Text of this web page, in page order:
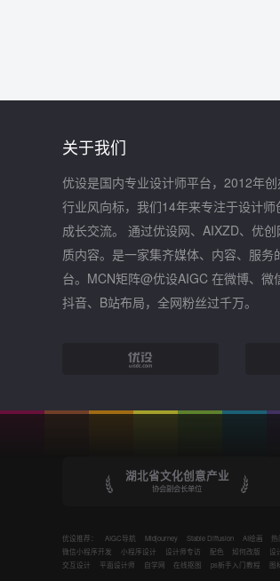
关于我们
优设是国内专业设计师平台，2012年
行业风向标，我们14年来专注于设计师
成长交流。 通过优设网、AIXZD、优
质内容。是一家集齐媒体、内容、服务
台。MCN矩阵@优设AIGC 在微博、微
抖音、B站布局，全网粉丝过千万。
湖北省文化创意产业
协会副会长单位
优设推荐： AIGC导航 Midjourney Stable Diffusion AI绘画
微信小程序开发
小程序设计 设计师专访 配色 如何改版 设
交互设计
平面设计师 自学网 在线抠图 ps新手入门教程 图